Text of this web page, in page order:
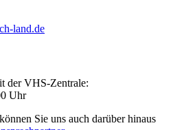
land.de
der VHS-Zentrale:
Uhr
Sie uns auch darüber hinaus